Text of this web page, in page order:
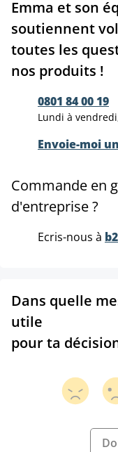
Emma et son
soutiennent
toutes les
nos produits !
0801 84 00 19
Lundi à
Envoie-moi
Commande en
d'entreprise ?
Ecris-nous à
Dans quelle
utile
pour ta